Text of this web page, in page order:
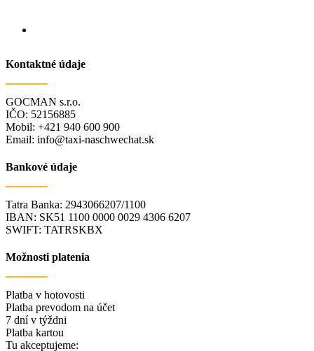
Kontaktné údaje
GOCMAN s.r.o.
IČO: 52156885
Mobil: +421 940 600 900
Email: info@taxi-naschwechat.sk
Bankové údaje
Tatra Banka: 2943066207/1100
IBAN: SK51 1100 0000 0029 4306 6207
SWIFT: TATRSKBX
Možnosti platenia
Platba v hotovosti
Platba prevodom na účet
7 dní v týždni
Platba kartou
Tu akceptujeme: